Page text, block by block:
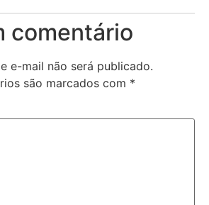
comentário
e-mail não será publicado.
são marcados com *